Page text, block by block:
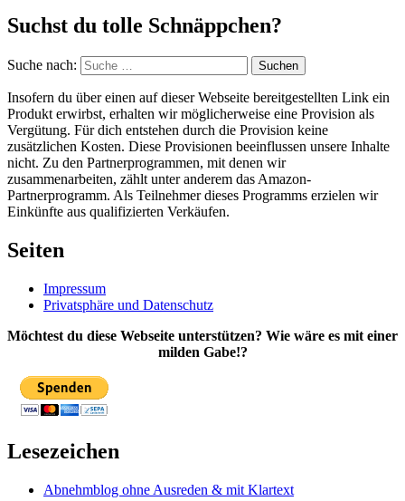
Suchst du tolle Schnäppchen?
Suche nach: Suchen
Insofern du über einen auf dieser Webseite bereitgestellten Link ein
Produkt erwirbst, erhalten wir möglicherweise eine Provision als
Vergütung. Für dich entstehen durch die Provision keine
zusätzlichen Kosten. Diese Provisionen beeinflussen unsere Inhalte
nicht. Zu den Partnerprogrammen, mit denen wir
zusammenarbeiten, zählt unter anderem das Amazon-
Partnerprogramm. Als Teilnehmer dieses Programms erzielen wir
Einkünfte aus qualifizierten Verkäufen.
Seiten
Impressum
Privatsphäre und Datenschutz
Möchtest du diese Webseite unterstützen? Wie wäre es mit einer
milden Gabe!?
Lesezeichen
Abnehmblog ohne Ausreden & mit Klartext